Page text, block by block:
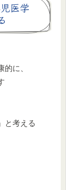
医学
に、
と考える